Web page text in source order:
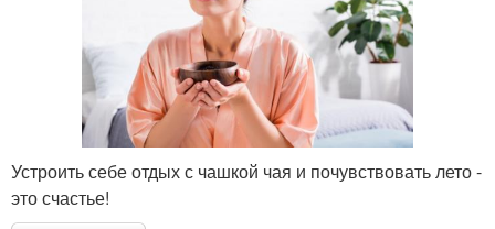
Устроить себе отдых с чашкой чая и почувствовать лето -
это счастье!